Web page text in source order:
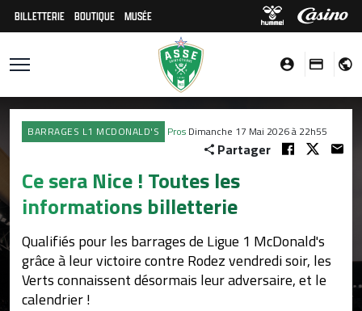
BILLETTERIE BOUTIQUE MUSÉE
BARRAGES L1 MCDONALD'S Pros Dimanche 17 Mai 2026 à 22h55
Partager
Ce sera Nice ! Toutes les
informations billetterie
Qualifiés pour les barrages de Ligue 1 McDonald's
grâce à leur victoire contre Rodez vendredi soir, les
Verts connaissent désormais leur adversaire, et le
calendrier !